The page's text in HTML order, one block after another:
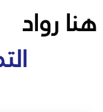
هنا رواد